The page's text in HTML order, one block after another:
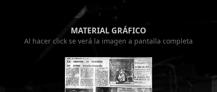
MATERIAL GRÁFICO
Al hacer click se verá la imagen a pantalla completa